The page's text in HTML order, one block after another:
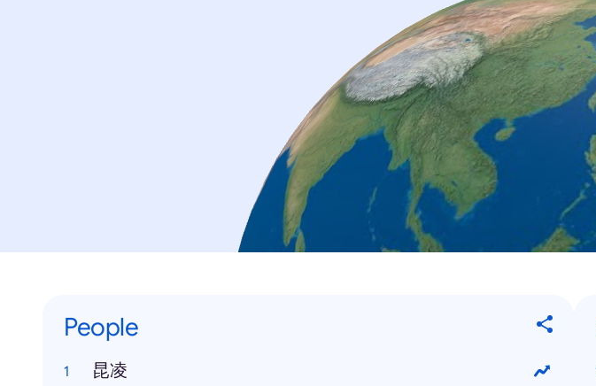
People
昆凌